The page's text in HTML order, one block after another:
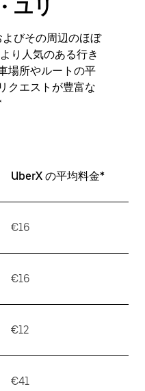
ユリ
びその周辺のほぼ
り人気のある行き
場所やルートの平
クエストが豊富な
UberX の平均料金*
€16
€16
€12
€41